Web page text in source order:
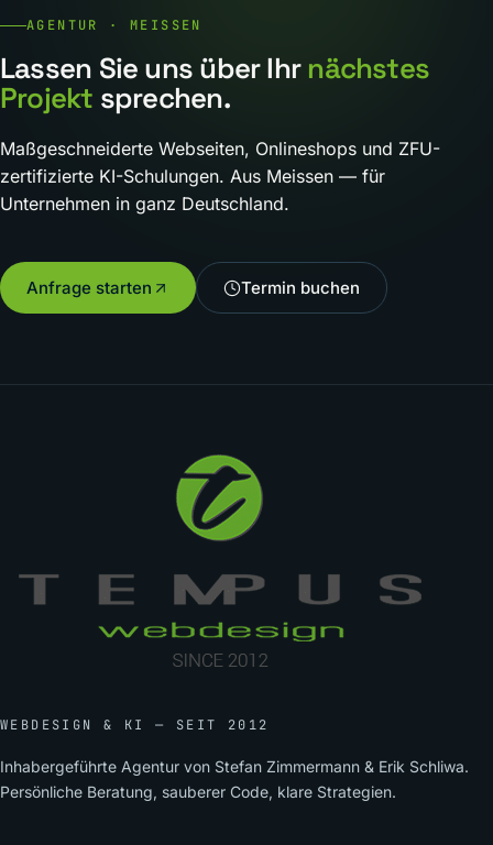
AGENTUR · MEISSEN
Lassen Sie uns über Ihr nächstes
Projekt sprechen.
Maßgeschneiderte Webseiten, Onlineshops und ZFU-
zertifizierte KI-Schulungen. Aus Meissen — für
Unternehmen in ganz Deutschland.
Anfrage starten Termin buchen
WEBDESIGN & KI — SEIT 2012
Inhabergeführte Agentur von Stefan Zimmermann & Erik Schliwa.
Persönliche Beratung, sauberer Code, klare Strategien.